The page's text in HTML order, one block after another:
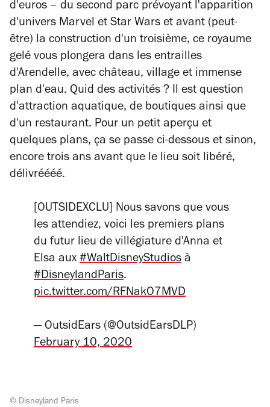
d'euros – du second parc prévoyant l'apparition
d'univers Marvel et Star Wars et avant (peut-
être) la construction d'un troisième, ce royaume
gelé vous plongera dans les entrailles
d'Arendelle, avec château, village et immense
plan d'eau. Quid des activités ? Il est question
d'attraction aquatique, de boutiques ainsi que
d'un restaurant. Pour un petit aperçu et
quelques plans, ça se passe ci-dessous et sinon,
encore trois ans avant que le lieu soit libéré,
délivréééé.
[OUTSIDEXCLU] Nous savons que vous
les attendiez, voici les premiers plans
du futur lieu de villégiature d'Anna et
Elsa aux #WaltDisneyStudios à
#DisneylandParis.
pic.twitter.com/RFNakO7MVD
— OutsidEars (@OutsidEarsDLP)
February 10, 2020
© Disneyland Paris